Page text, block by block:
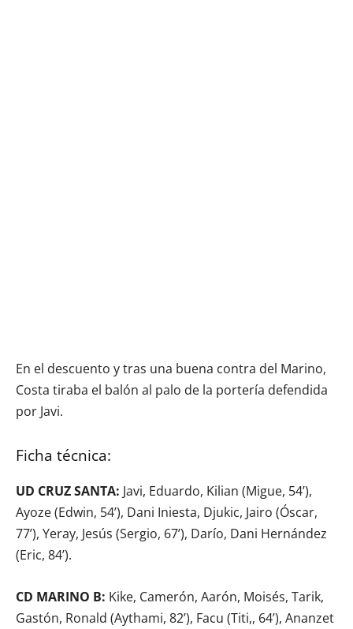
En el descuento y tras una buena contra del Marino,
Costa tiraba el balón al palo de la portería defendida
por Javi.
Ficha técnica:
UD CRUZ SANTA: Javi, Eduardo, Kilian (Migue, 54’),
Ayoze (Edwin, 54’), Dani Iniesta, Djukic, Jairo (Óscar,
77’), Yeray, Jesús (Sergio, 67’), Darío, Dani Hernández
(Eric, 84’).
CD MARINO B: Kike, Camerón, Aarón, Moisés, Tarik,
Gastón, Ronald (Aythami, 82’), Facu (Titi,, 64’), Ananzet